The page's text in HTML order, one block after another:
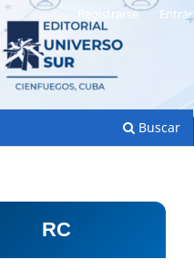
Buscar
Registrarse Entrar
RC